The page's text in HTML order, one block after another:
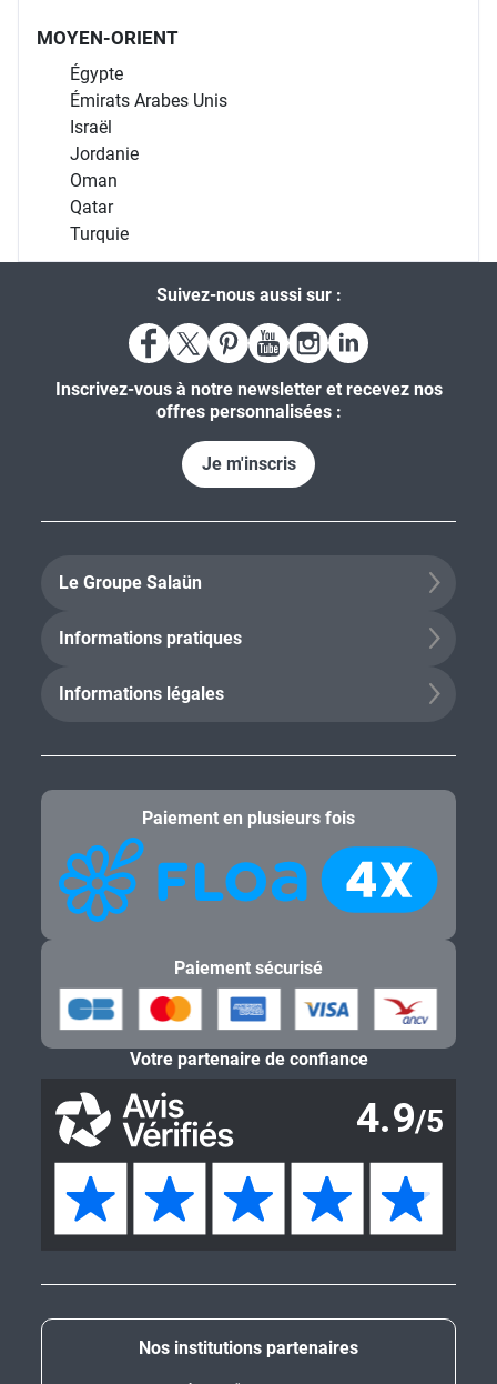
MOYEN-ORIENT
Égypte
Émirats Arabes Unis
Israël
Jordanie
Oman
Qatar
Turquie
Suivez-nous aussi sur :
Inscrivez-vous à notre newsletter et recevez nos
offres personnalisées :
Je m'inscris
Le Groupe Salaün
Informations pratiques
Informations légales
Nos institutions partenaires
Paiement en plusieurs fois
Paiement sécurisé
Votre partenaire de confiance